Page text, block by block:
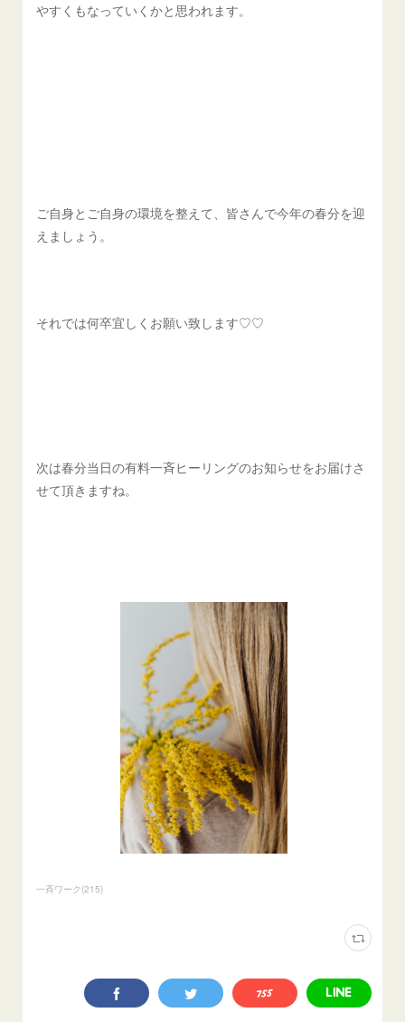
やすくもなっていくかと思われます。
ご自身とご自身の環境を整えて、皆さんで今年の春分を迎
えましょう。
それでは何卒宜しくお願い致します♡♡
次は春分当日の有料一斉ヒーリングのお知らせをお届けさ
せて頂きますね。
一斉ワーク (215)